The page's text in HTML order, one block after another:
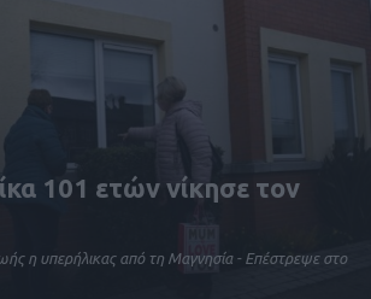
101 ετών νίκησε τον
η υπερήλικας από τη Μαγνησία - Επέστρεψε στο